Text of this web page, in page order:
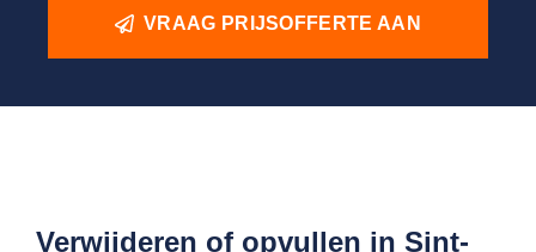
VRAAG PRIJSOFFERTE AAN
Verwijderen of opvullen in Sint-